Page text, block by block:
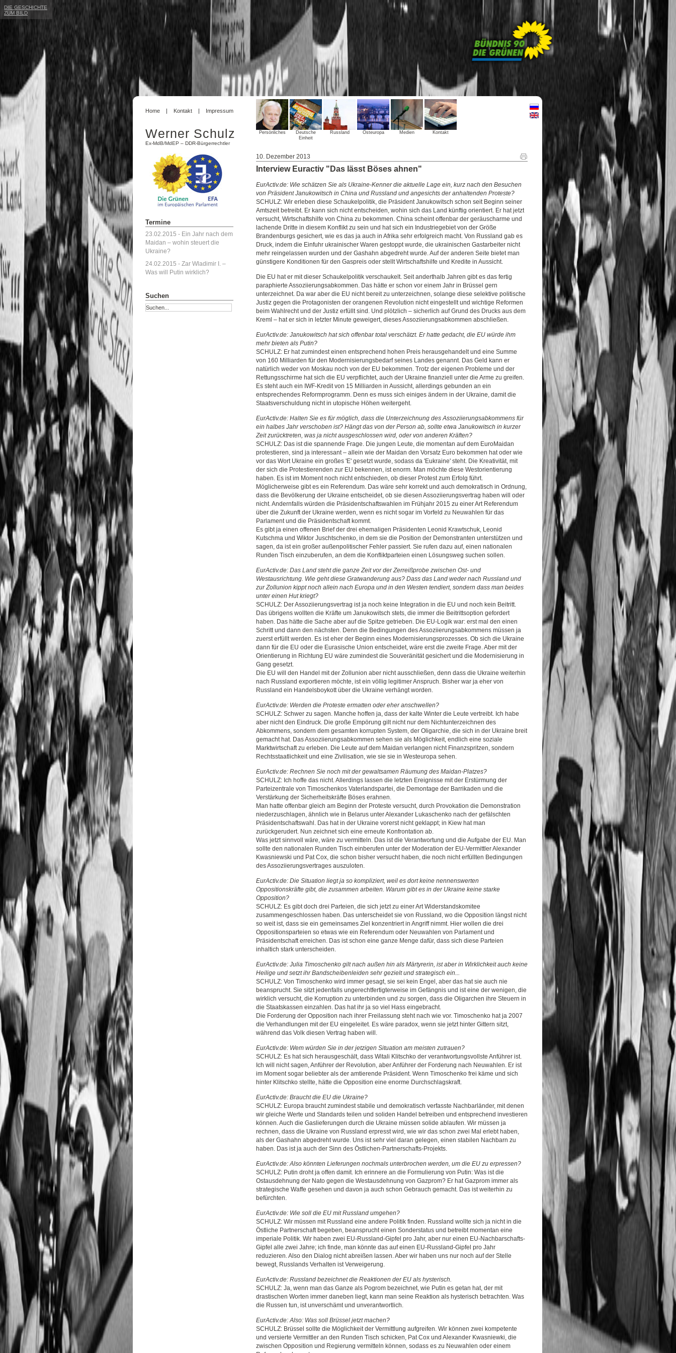
10. Dezember 2013
Interview Euractiv "Das lässt Böses ahnen"
EurActiv.de: Wie schätzen Sie als Ukraine-Kenner die aktuelle Lage ein, kurz nach den Besuchen
von Präsident Janukowitsch in China und Russland und angesichts der anhaltenden Proteste?
SCHULZ: Wir erleben diese Schaukelpolitik, die Präsident Janukowitsch schon seit Beginn seiner
Amtszeit betreibt. Er kann sich nicht entscheiden, wohin sich das Land künftig orientiert. Er hat jetzt
versucht, Wirtschaftshilfe von China zu bekommen. China scheint offenbar der geräuscharme und
lachende Dritte in diesem Konflikt zu sein und hat sich ein Industriegebiet von der Größe
Brandenburgs gesichert, wie es das ja auch in Afrika sehr erfolgreich macht. Von Russland gab es
Druck, indem die Einfuhr ukrainischer Waren gestoppt wurde, die ukrainischen Gastarbeiter nicht
mehr reingelassen wurden und der Gashahn abgedreht wurde. Auf der anderen Seite bietet man
günstigere Konditionen für den Gaspreis oder stellt Wirtschaftshilfe und Kredite in Aussicht.
Die EU hat er mit dieser Schaukelpolitik verschaukelt. Seit anderthalb Jahren gibt es das fertig
paraphierte Assoziierungsabkommen. Das hätte er schon vor einem Jahr in Brüssel gern
unterzeichnet. Da war aber die EU nicht bereit zu unterzeichnen, solange diese selektive politische
Justiz gegen die Protagonisten der orangenen Revolution nicht eingestellt und wichtige Reformen
beim Wahlrecht und der Justiz erfüllt sind. Und plötzlich – sicherlich auf Grund des Drucks aus dem
Kreml – hat er sich in letzter Minute geweigert, dieses Assoziierungsabkommen abschließen.
EurActiv.de: Janukowitsch hat sich offenbar total verschätzt. Er hatte gedacht, die EU würde ihm
mehr bieten als Putin?
SCHULZ: Er hat zumindest einen entsprechend hohen Preis herausgehandelt und eine Summe
von 160 Milliarden für den Modernisierungsbedarf seines Landes genannt. Das Geld kann er
natürlich weder von Moskau noch von der EU bekommen. Trotz der eigenen Probleme und der
Rettungsschirme hat sich die EU verpflichtet, auch der Ukraine finanziell unter die Arme zu greifen.
Es steht auch ein IWF-Kredit von 15 Milliarden in Aussicht, allerdings gebunden an ein
entsprechendes Reformprogramm. Denn es muss sich einiges ändern in der Ukraine, damit die
Staatsverschuldung nicht in utopische Höhen weitergeht.
EurActiv.de: Halten Sie es für möglich, dass die Unterzeichnung des Assoziierungsabkommens für
ein halbes Jahr verschoben ist? Hängt das von der Person ab, sollte etwa Janukowitsch in kurzer
Zeit zurücktreten, was ja nicht ausgeschlossen wird, oder von anderen Kräften?
SCHULZ: Das ist die spannende Frage. Die jungen Leute, die momentan auf dem EuroMaidan
protestieren, sind ja interessant – allein wie der Maidan den Vorsatz Euro bekommen hat oder wie
vor das Wort Ukraine ein großes 'E' gesetzt wurde, sodass da 'Eukraine' steht. Die Kreativität, mit
der sich die Protestierenden zur EU bekennen, ist enorm. Man möchte diese Westorientierung
haben. Es ist im Moment noch nicht entschieden, ob dieser Protest zum Erfolg führt.
Möglicherweise gibt es ein Referendum. Das wäre sehr korrekt und auch demokratisch in Ordnung,
dass die Bevölkerung der Ukraine entscheidet, ob sie diesen Assoziierungsvertrag haben will oder
nicht. Andernfalls würden die Präsidentschaftswahlen im Frühjahr 2015 zu einer Art Referendum
über die Zukunft der Ukraine werden, wenn es nicht sogar im Vorfeld zu Neuwahlen für das
Parlament und die Präsidentschaft kommt.
Es gibt ja einen offenen Brief der drei ehemaligen Präsidenten Leonid Krawtschuk, Leonid
Kutschma und Wiktor Juschtschenko, in dem sie die Position der Demonstranten unterstützen und
sagen, da ist ein großer außenpolitischer Fehler passiert. Sie rufen dazu auf, einen nationalen
Runden Tisch einzuberufen, an dem die Konfliktparteien einen Lösungsweg suchen sollen.
EurActiv.de: Das Land steht die ganze Zeit vor der Zerreißprobe zwischen Ost- und
Westausrichtung. Wie geht diese Gratwanderung aus? Dass das Land weder nach Russland und
zur Zollunion kippt noch allein nach Europa und in den Westen tendiert, sondern dass man beides
unter einen Hut kriegt?
SCHULZ: Der Assoziierungsvertrag ist ja noch keine Integration in die EU und noch kein Beitritt.
Das übrigens wollten die Kräfte um Janukowitsch stets, die immer die Beitrittsoption gefordert
haben. Das hätte die Sache aber auf die Spitze getrieben. Die EU-Logik war: erst mal den einen
Schritt und dann den nächsten. Denn die Bedingungen des Assoziierungsabkommens müssen ja
zuerst erfüllt werden. Es ist eher der Beginn eines Modernisierungsprozesses. Ob sich die Ukraine
dann für die EU oder die Eurasische Union entscheidet, wäre erst die zweite Frage. Aber mit der
Orientierung in Richtung EU wäre zumindest die Souveränität gesichert und die Modernisierung in
Gang gesetzt.
Die EU will den Handel mit der Zollunion aber nicht ausschließen, denn dass die Ukraine weiterhin
nach Russland exportieren möchte, ist ein völlig legitimer Anspruch. Bisher war ja eher von
Russland ein Handelsboykott über die Ukraine verhängt worden.
EurActiv.de: Werden die Proteste ermatten oder eher anschwellen?
SCHULZ: Schwer zu sagen. Manche hoffen ja, dass der kalte Winter die Leute vertreibt. Ich habe
aber nicht den Eindruck. Die große Empörung gilt nicht nur dem Nichtunterzeichnen des
Abkommens, sondern dem gesamten korrupten System, der Oligarchie, die sich in der Ukraine breit
gemacht hat. Das Assoziierungsabkommen sehen sie als Möglichkeit, endlich eine soziale
Marktwirtschaft zu erleben. Die Leute auf dem Maidan verlangen nicht Finanzspritzen, sondern
Rechtsstaatlichkeit und eine Zivilisation, wie sie sie in Westeuropa sehen.
EurActiv.de: Rechnen Sie noch mit der gewaltsamen Räumung des Maidan-Platzes?
SCHULZ: Ich hoffe das nicht. Allerdings lassen die letzten Ereignisse mit der Erstürmung der
Parteizentrale von Timoschenkos Vaterlandspartei, die Demontage der Barrikaden und die
Verstärkung der Sicherheitskräfte Böses erahnen.
Man hatte offenbar gleich am Beginn der Proteste versucht, durch Provokation die Demonstration
niederzuschlagen, ähnlich wie in Belarus unter Alexander Lukaschenko nach der gefälschten
Präsidentschaftswahl. Das hat in der Ukraine vorerst nicht geklappt; in Kiew hat man
zurückgerudert. Nun zeichnet sich eine erneute Konfrontation ab.
Was jetzt sinnvoll wäre, wäre zu vermitteln. Das ist die Verantwortung und die Aufgabe der EU. Man
sollte den nationalen Runden Tisch einberufen unter der Moderation der EU-Vermittler Alexander
Kwasniewski und Pat Cox, die schon bisher versucht haben, die noch nicht erfüllten Bedingungen
des Assoziierungsvertrages auszuloten.
EurActiv.de: Die Situation liegt ja so kompliziert, weil es dort keine nennenswerten
Oppositionskräfte gibt, die zusammen arbeiten. Warum gibt es in der Ukraine keine starke
Opposition?
SCHULZ: Es gibt doch drei Parteien, die sich jetzt zu einer Art Widerstandskomitee
zusammengeschlossen haben. Das unterscheidet sie von Russland, wo die Opposition längst nicht
so weit ist, dass sie ein gemeinsames Ziel konzentriert in Angriff nimmt. Hier wollen die drei
Oppositionsparteien so etwas wie ein Referendum oder Neuwahlen von Parlament und
Präsidentschaft erreichen. Das ist schon eine ganze Menge dafür, dass sich diese Parteien
inhaltich stark unterscheiden.
EurActiv.de: Julia Timoschenko gilt nach außen hin als Märtyrerin, ist aber in Wirklichkeit auch keine
Heilige und setzt ihr Bandscheibenleiden sehr gezielt und strategisch ein...
SCHULZ: Von Timoschenko wird immer gesagt, sie sei kein Engel, aber das hat sie auch nie
beansprucht. Sie sitzt jedenfalls ungerechtfertigterweise im Gefängnis und ist eine der wenigen, die
wirklich versucht, die Korruption zu unterbinden und zu sorgen, dass die Oligarchen ihre Steuern in
die Staatskassen einzahlen. Das hat ihr ja so viel Hass eingebracht.
Die Forderung der Opposition nach ihrer Freilassung steht nach wie vor. Timoschenko hat ja 2007
die Verhandlungen mit der EU eingeleitet. Es wäre paradox, wenn sie jetzt hinter Gittern sitzt,
während das Volk diesen Vertrag haben will.
EurActiv.de: Wem würden Sie in der jetzigen Situation am meisten zutrauen?
SCHULZ: Es hat sich herausgeschält, dass Witali Klitschko der verantwortungsvollste Anführer ist.
Ich will nicht sagen, Anführer der Revolution, aber Anführer der Forderung nach Neuwahlen. Er ist
im Moment sogar beliebter als der amtierende Präsident. Wenn Timoschenko frei käme und sich
hinter Klitschko stellte, hätte die Opposition eine enorme Durchschlagskraft.
EurActiv.de: Braucht die EU die Ukraine?
SCHULZ: Europa braucht zumindest stabile und demokratisch verfasste Nachbarländer, mit denen
wir gleiche Werte und Standards teilen und soliden Handel betreiben und entsprechend investieren
können. Auch die Gaslieferungen durch die Ukraine müssen solide ablaufen. Wir müssen ja
rechnen, dass die Ukraine von Russland erpresst wird, wie wir das schon zwei Mal erlebt haben,
als der Gashahn abgedreht wurde. Uns ist sehr viel daran gelegen, einen stabilen Nachbarn zu
haben. Das ist ja auch der Sinn des Östlichen-Partnerschafts-Projekts.
EurActiv.de: Also könnten Lieferungen nochmals unterbrochen werden, um die EU zu erpressen?
SCHULZ: Putin droht ja offen damit. Ich erinnere an die Formulierung von Putin: Was ist die
Ostausdehnung der Nato gegen die Westausdehnung von Gazprom? Er hat Gazprom immer als
strategische Waffe gesehen und davon ja auch schon Gebrauch gemacht. Das ist weiterhin zu
befürchten.
EurActiv.de: Wie soll die EU mit Russland umgehen?
SCHULZ: Wir müssen mit Russland eine andere Politik finden. Russland wollte sich ja nicht in die
Östliche Partnerschaft begeben, beansprucht einen Sonderstatus und betreibt momentan eine
imperiale Politik. Wir haben zwei EU-Russland-Gipfel pro Jahr, aber nur einen EU-Nachbarschafts-
Gipfel alle zwei Jahre; ich finde, man könnte das auf einen EU-Russland-Gipfel pro Jahr
reduzieren. Also den Dialog nicht abreißen lassen. Aber wir haben uns nur noch auf der Stelle
bewegt, Russlands Verhalten ist Verweigerung.
EurActiv.de: Russland bezeichnet die Reaktionen der EU als hysterisch.
SCHULZ: Ja, wenn man das Ganze als Pogrom bezeichnet, wie Putin es getan hat, der mit
drastischen Worten immer daneben liegt, kann man seine Reaktion als hysterisch betrachten. Was
die Russen tun, ist unverschämt und unverantwortlich.
EurActiv.de: Also: Was soll Brüssel jetzt machen?
SCHULZ: Brüssel sollte die Möglichkeit der Vermittlung aufgreifen. Wir können zwei kompetente
und versierte Vermittler an den Runden Tisch schicken, Pat Cox und Alexander Kwasniewki, die
zwischen Opposition und Regierung vermitteln können, sodass es zu Neuwahlen oder einem
Home Kontakt Impressum
Werner Schulz
Ex-MdB/MdEP – DDR-Bürgerrechtler
Termine
23.02.2015 - Ein Jahr nach dem
Maidan – wohin steuert die
Ukraine?
24.02.2015 - Zar Wladimir I. –
Was will Putin wirklich?
Suchen
Persönliches
Deutsche
Einheit
Russland Osteuropa Medien Kontakt
DIE GESCHICHTE
ZUM BILD